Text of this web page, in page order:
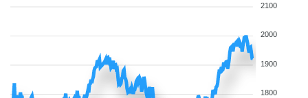
2100
2000
1900
1800